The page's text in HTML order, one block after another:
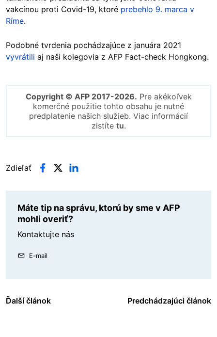
vakcínou proti Covid-19, ktoré prebehlo 9. marca v
Ríme.
Podobné tvrdenia pochádzajúce z januára 2021
vyvrátili aj naši kolegovia z AFP Fact-check Hongkong.
Copyright © AFP 2017-2026. Pre akékoľvek
komerčné použitie tohto obsahu je nutné
predplatenie našich služieb. Viac informácií
zistíte tu.
Zdieľať
Máte tip na správu, ktorú by sme v AFP
mohli overiť?
Kontaktujte nás
E-mail
Ďalší článok Predchádzajúci článok